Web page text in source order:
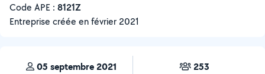
Code APE : 8121Z
Entreprise créée enfévrier 2021
05 septembre 2021 253